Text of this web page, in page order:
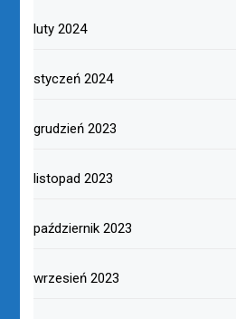
luty 2024
styczeń 2024
grudzień 2023
listopad 2023
październik 2023
wrzesień 2023